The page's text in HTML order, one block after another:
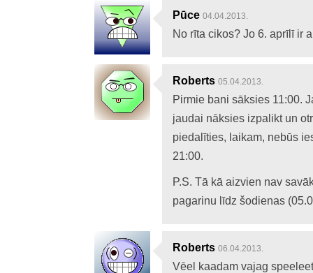
Pūce 04.04.2013.
No rīta cikos? Jo 6. aprīlī ir
Roberts 05.04.2013.
Pirmie bani sāksies 11:00.
jaudai nāksies izpalikt un
piedalīties, laikam, nebūs
21:00.
P.S. Tā kā aizvien nav
pagarinu līdz šodienas
Roberts 06.04.2013.
Vēel kaadam vajag